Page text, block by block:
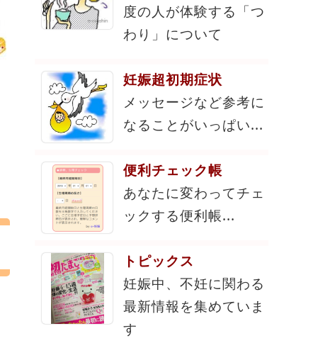
度の人が体験する「つ
わり」について
妊娠超初期症状
メッセージなど参考に
なることがいっぱい...
便利チェック帳
あなたに変わってチェ
ックする便利帳...
トピックス
妊娠中、不妊に関わる
最新情報を集めていま
す